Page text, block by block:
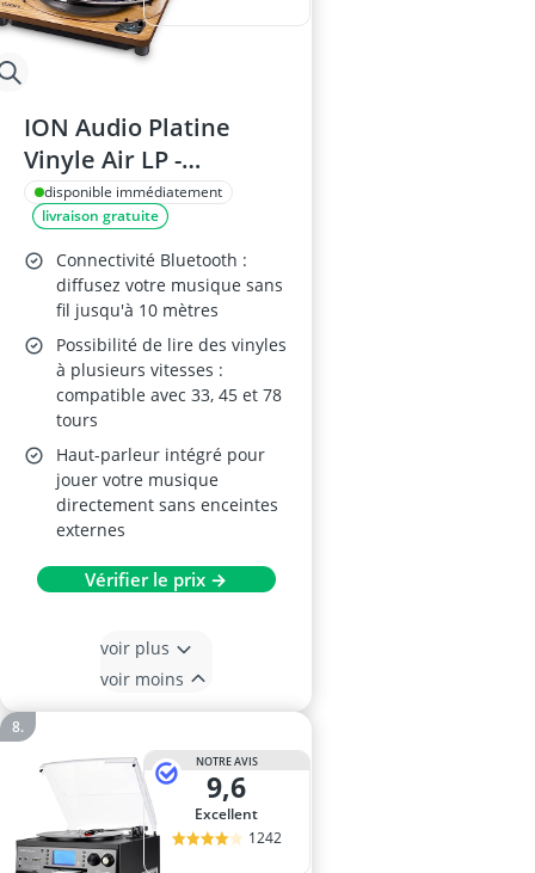
ION Audio Platine
Vinyle Air LP -
Bluetooth, 3 Vitesses,
Conversion USB
disponible immédiatement
livraison gratuite
Connectivité Bluetooth :
diffusez votre musique sans
fil jusqu'à 10 mètres
Possibilité de lire des vinyles
à plusieurs vitesses :
compatible avec 33, 45 et 78
tours
Haut-parleur intégré pour
jouer votre musique
directement sans enceintes
externes
Vérifier le prix →
voir plus
voir moins
NOTRE AVIS
9,6
Excellent
1242